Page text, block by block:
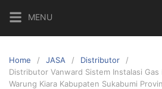
MENU
Home JASA
Distributor
Distributor Vanward Sistem Instalasi Gas
Warung Kiara Kabupaten Sukabumi